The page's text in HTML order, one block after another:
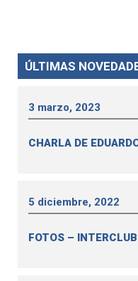
ÚLTIMAS
3 marzo, 2023
CHARLA DE
5 diciembre, 2022
FOTOS –